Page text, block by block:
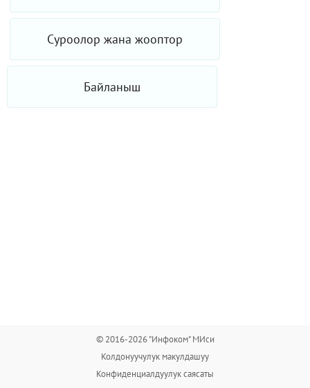
Суроолор жана жооптор
Байланыш
© 2016-2026 "Инфоком" МИси
Колдонуучулук макулдашуу
Конфиденциалдуулук саясаты